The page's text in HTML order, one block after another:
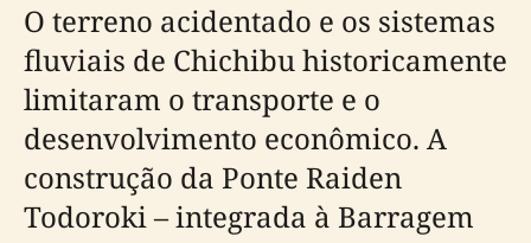
O terreno acidentado e os sistemas
fluviais de Chichibu historicamente
limitaram o transporte e o
desenvolvimento econômico. A
construção da Ponte Raiden
Todoroki – integrada à Barragem